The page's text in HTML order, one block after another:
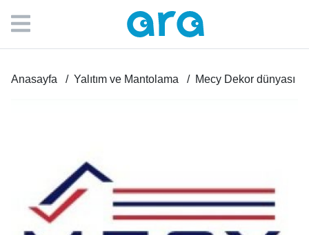
Anasayfa Yalıtım ve Mantolama Mecy Dekor dünyası